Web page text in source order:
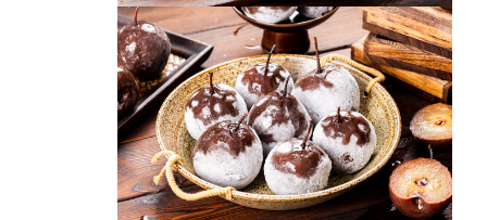
冻梨